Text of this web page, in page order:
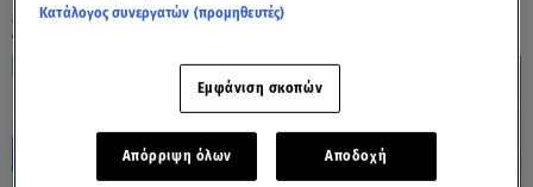
ΟΛΑ ΤΑ ΒΙΝΤΕΟ
Κατάλογος συνεργατών (προμηθευτές)
Εμφάνιση σκοπών
Απόρριψη όλων Αποδοχή